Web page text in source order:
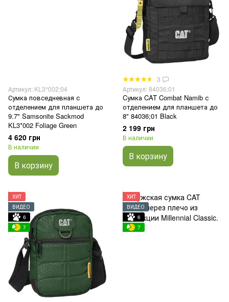
Артикул: KL3*002;04
Сумка повседневная с
отделением для планшета до
9.7" Samsonite Sackmod
KL3*002 Foliage Green
4 620 грн
В наличии
В корзину
3
Артикул: 84036;01
Cумка CAT Combat Namib с
отделением для планшета до
8" 84036;01 Black
2 199 грн
В наличии
В корзину
ХИТ
ВИДЕО
6
7
ХИТ
ВИДЕО
6
7